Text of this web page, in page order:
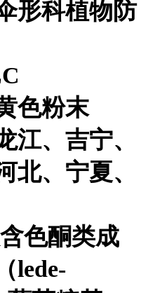
形科植物防
色粉末
江、吉宁、
北、宁夏、
色酮类成
lede-